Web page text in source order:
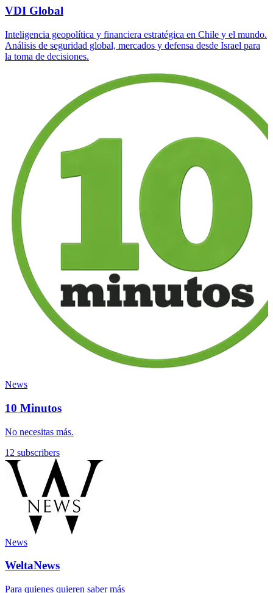
VDI Global
Inteligencia geopolítica y financiera estratégica en Chile y el mundo.
Análisis de seguridad global, mercados y defensa desde Israel para
la toma de decisiones.
News
10 Minutos
No necesitas más.
12 subscribers
News
WeltaNews
Para quienes quieren saber más